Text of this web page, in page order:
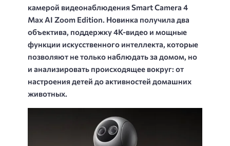
камерой видеонаблюдения Smart Camera 4
Max AI Zoom Edition. Новинка получила два
объектива, поддержку 4K-видео и мощные
функции искусственного интеллекта, которые
позволяют не только наблюдать за домом, но
и анализировать происходящее вокруг: от
настроения детей до активностей домашних
животных.